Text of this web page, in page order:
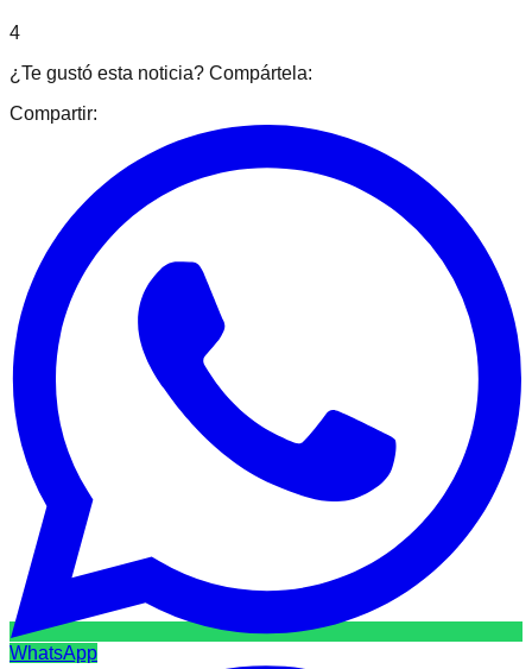
4
¿Te gustó esta noticia? Compártela:
Compartir:
WhatsApp